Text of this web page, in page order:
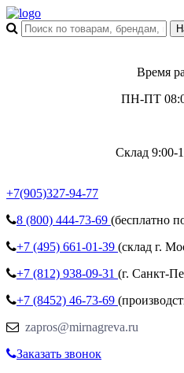
Время
ПН-ПТ
Склад 9:00-
+7(905)327-94-77
8 (800) 444-73-69 (бесплатно
+7 (495) 661-01-39 (склад г.
+7 (812) 938-09-31 (г. Санкт-
+7 (8452) 46-73-69
zapros@mirnagreva.ru
Заказать звонок